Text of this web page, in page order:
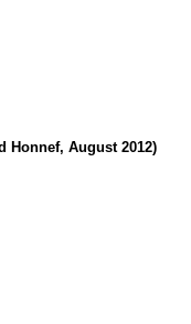
Honnef, August 2012)